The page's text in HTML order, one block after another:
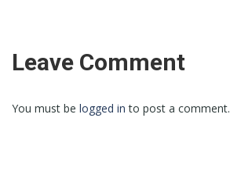
Leave Comment
You must be logged in to post a comment.